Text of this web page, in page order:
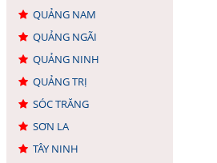
QUẢNG NAM
QUẢNG NGÃI
QUẢNG NINH
QUẢNG TRỊ
SÓC TRĂNG
SƠN LA
TÂY NINH